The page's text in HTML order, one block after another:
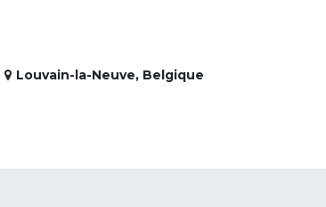
Louvain-la-Neuve, Belgique